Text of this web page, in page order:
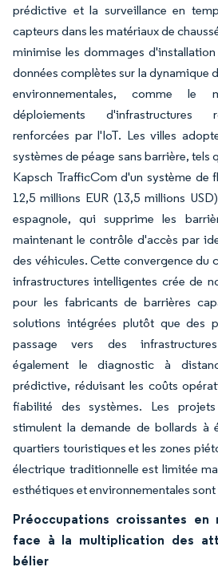
prédictive et la surveillance en
capteurs dans les matériaux de
minimise les dommages
données complètes sur la dynamique
environnementales, comme le
déploiements d'infrastructures
renforcées par l'IoT. Les villes
systèmes de péage sans barrière, tels
Kapsch TrafficCom d'un système de
12,5 millions EUR (13,5 millions
espagnole, qui supprime les
maintenant le contrôle d'accès par
des véhicules. Cette convergence du
infrastructures intelligentes crée de
pour les fabricants de barrières
solutions intégrées plutôt que des
passage vers des
également le diagnostic à
prédictive, réduisant les coûts
fiabilité des systèmes. Les
stimulent la demande de bollards à
quartiers touristiques et les zones
électrique traditionnelle est limitée
esthétiques et environnementales
Préoccupations croissantes
face à la multiplication des
bélier